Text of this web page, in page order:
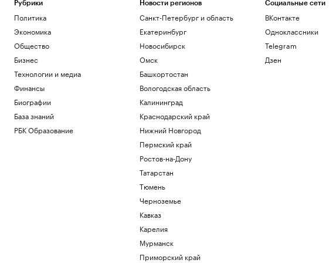
Рубрики
Политика
Экономика
Общество
Бизнес
Технологии и медиа
Финансы
Биографии
База знаний
РБК Образование
Новости регионов
Санкт-Петербург и область
Екатеринбург
Новосибирск
Омск
Башкортостан
Вологодская область
Калининград
Краснодарский край
Нижний Новгород
Пермский край
Ростов-на-Дону
Татарстан
Тюмень
Черноземье
Кавказ
Карелия
Мурманск
Приморский край
Социальные сети
ВКонтакте
Одноклассники
Telegram
Дзен